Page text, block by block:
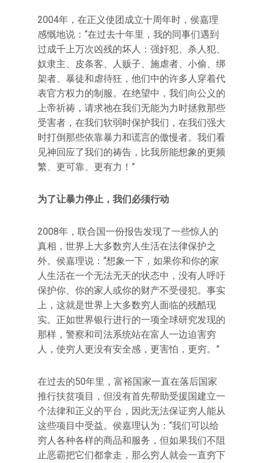
2004年，在正义使团成立十周年时，侯嘉理
感慨地说：“在过去十年里，我的同事们遇到
过成千上万次凶残的坏人：强奸犯、杀人犯、
奴隶主、皮条客、人贩子、施虐者、小偷、绑
架者、暴徒和虐待狂，他们中的许多人穿着代
表官方权力的制服。在绝望中，我们向公义的
上帝祈祷，请求祂在我们无能为力时拯救那些
受害者，在我们软弱时保护我们，在我们强大
时打倒那些依靠暴力和谎言的傲慢者。我们看
见神回应了我们的祷告，比我所能想象的更频
繁、更可靠、更有力！”
为了让暴力停止，我们必须行动
2008年，联合国一份报告发现了一些惊人的
真相，世界上大多数穷人生活在法律保护之
外。侯嘉理说：“想象一下，如果你和你的家
人生活在一个无法无天的状态中，没有人呼吁
保护你、你的家人或你的财产不受侵犯。事实
上，这就是世界上大多数穷人面临的残酷现
实。正如世界银行进行的一项全球研究发现的
那样，警察和司法系统站在富人一边迫害穷
人，使穷人更没有安全感，更害怕，更穷。”
在过去的50年里，富裕国家一直在落后国家
推行扶贫项目，但没有首先帮助受援国建立一
个法律和正义的平台，因此无法保证穷人能从
这些项目中受益。侯嘉理认为：“我们可以给
穷人各种各样的商品和服务，但如果我们不阻
止恶霸把它们都拿走，那么穷人就会一直穷下